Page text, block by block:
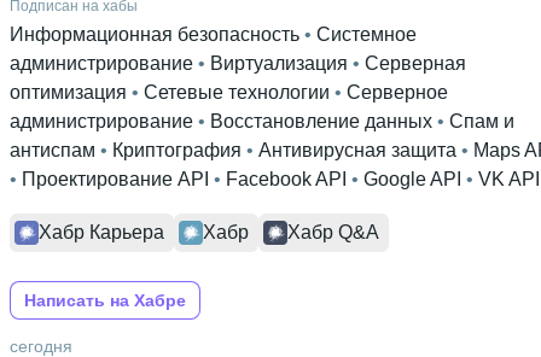
Подписан на хабы
Информационная безопасность • Системное
администрирование • Виртуализация • Серверная
оптимизация • Сетевые технологии • Серверное
администрирование • Восстановление данных • Спам и
антиспам • Криптография • Антивирусная защита • Maps
• Проектирование API • Facebook API • Google API • VK API
Хабр Карьера Хабр Хабр Q&A
Написать на Хабре
сегодня